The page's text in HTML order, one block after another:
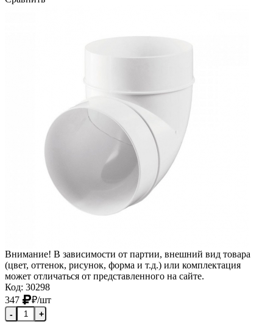
Внимание! В зависимости от партии, внешний вид товара
(цвет, оттенок, рисунок, форма и т.д.) или комплектация
может отличаться от представленного на сайте.
Код: 30298
347
₽/шт
- +